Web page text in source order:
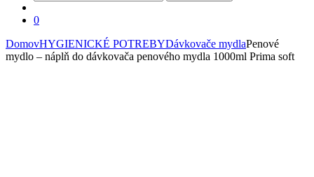
0
DomovHYGIENICKÉ POTREBYDávkovače mydlaPenové
mydlo – náplň do dávkovača penového mydla 1000ml Prima soft